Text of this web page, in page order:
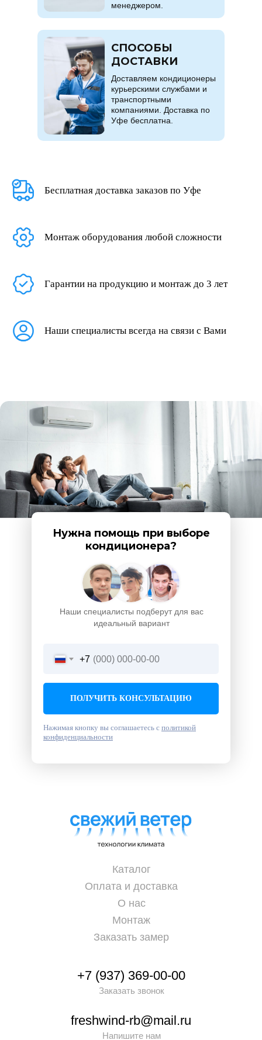
менеджером.
Доставляем кондиционеры
курьерскими службами и
транспортными
компаниями. Доставка по
Уфе бесплатна.
СПОСОБЫ
ДОСТАВКИ
Бесплатная доставка заказов по Уфе
Монтаж оборудования любой сложности
Гарантии на продукцию и монтаж до 3 лет
Наши специалисты всегда на связи с Вами
Наши специалисты подберут для вас
идеальный вариант
Нужна помощь при выборе
кондиционера?
+7
ПОЛУЧИТЬ КОНСУЛЬТАЦИЮ
Нажимая кнопку вы соглашаетесь с политикой
конфиденциальности
+7 (937) 369-00-00
Заказать звонок
freshwind-rb@mail.ru
Напишите нам
Каталог
Оплата и доставка
О нас
Монтаж
Заказать замер